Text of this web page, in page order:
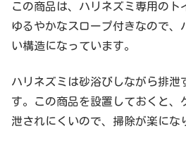
この商品は、ハリネズミ専用のト
ゆるやかなスロープ付きなので、
い構造になっています。
ハリネズミは砂浴びしながら排泄
す。この商品を設置しておくと、
泄されにくいので、掃除が楽にな